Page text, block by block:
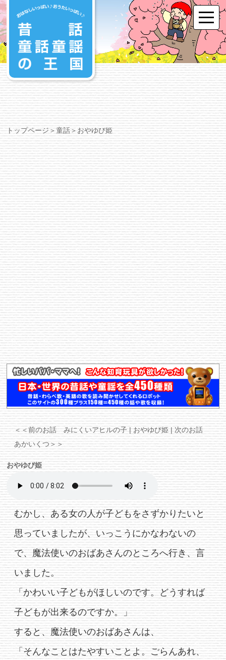
トップページ＞童話＞おやゆび姫
＜＜前のお話 みにくいアヒルの子 | おやゆび姫 | 次のお話
あかいくつ＞＞
おやゆび姫
むかし、ある女の人が子どもをさずかりたいと
思っていましたが、いっこうにかなわないの
で、魔法使いのおばあさんのところへ行き、言
いました。
「かわいい子どもがほしいのです。どうすれば
子どもが出来るのですか。」
すると、魔法使いのおばあさんは、
「そんなことはたやすいことよ。ごらんあれ、